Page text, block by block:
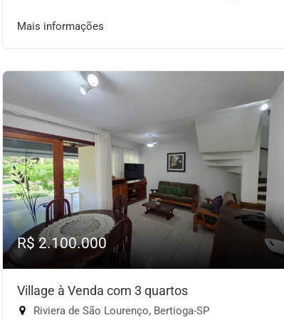
Mais informações
R$ 2.100.000
Village à Venda com 3 quartos
Riviera de São Lourenço, Bertioga-SP